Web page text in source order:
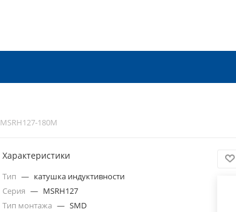
MSRH127-180M
Характеристики
Тип — катушка индуктивности
Серия — MSRH127
Тип монтажа — SMD